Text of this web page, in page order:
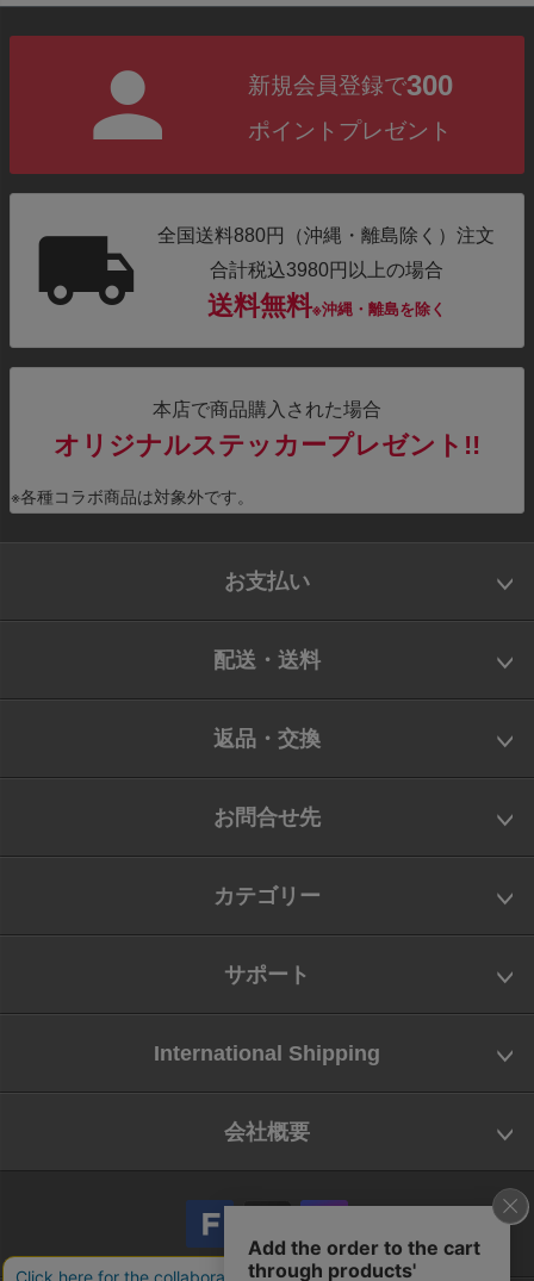
新規会員登録で300
ポイントプレゼント
全国送料880円（沖縄・離島除く）注文
合計税込3980円以上の場合
送料無料※沖縄・離島を除く
本店で商品購入された場合
オリジナルステッカープレゼント!!
※各種コラボ商品は対象外です。
お支払い
配送・送料
返品・交換
お問合せ先
カテゴリー
サポート
International Shipping
会社概要